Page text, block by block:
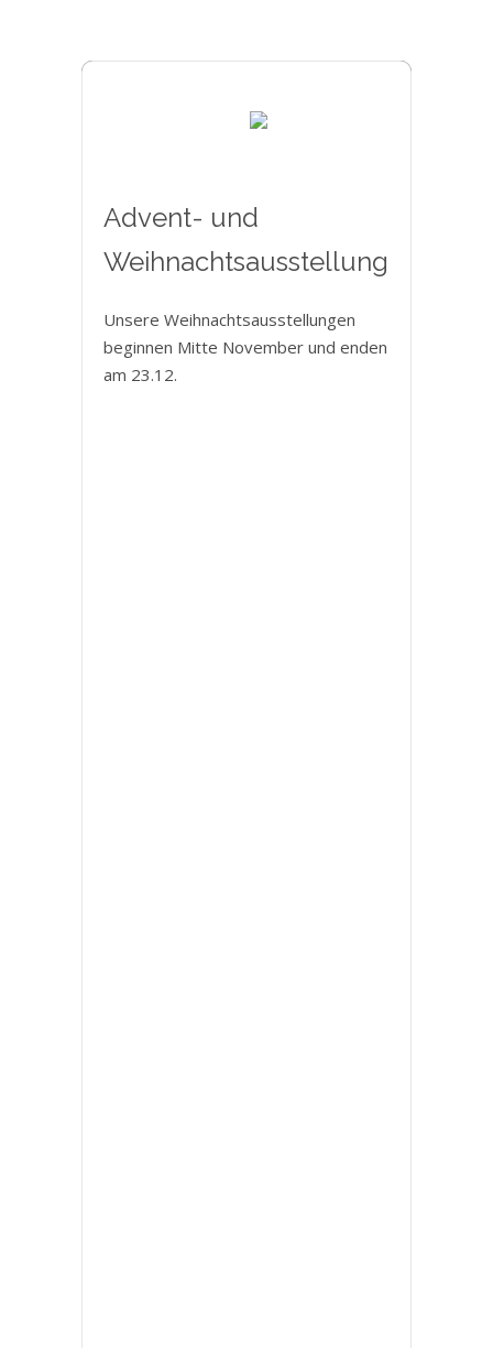
Advent- und
Weihnachtsausstellung
Unsere Weihnachtsausstellungen
beginnen Mitte November und enden
am 23.12.